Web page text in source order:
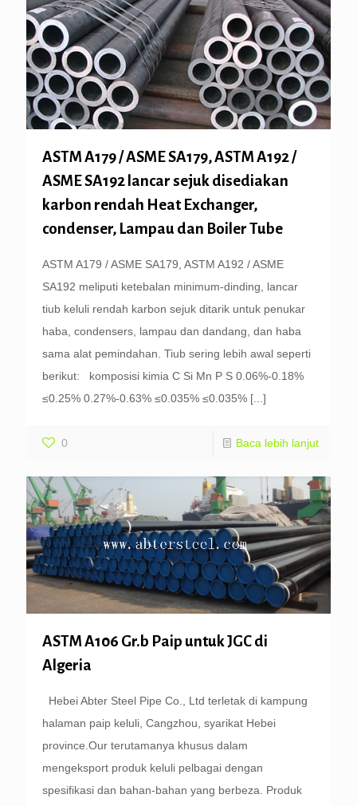
ASTM A179 / ASME SA179, ASTM A192 /
ASME SA192 lancar sejuk disediakan
karbon rendah Heat Exchanger,
condenser, Lampau dan Boiler Tube
ASTM A179 / ASME SA179, ASTM A192 / ASME
SA192 meliputi ketebalan minimum-dinding, lancar
tiub keluli rendah karbon sejuk ditarik untuk penukar
haba, condensers, lampau dan dandang, dan haba
sama alat pemindahan. Tiub sering lebih awal seperti
berikut: komposisi kimia C Si Mn P S 0.06%-0.18%
≤0.25% 0.27%-0.63% ≤0.035% ≤0.035% [...]
0 Baca lebih lanjut
ASTM A106 Gr.b Paip untuk JGC di
Algeria
Hebei Abter Steel Pipe Co., Ltd terletak di kampung
halaman paip keluli, Cangzhou, syarikat Hebei
province.Our terutamanya khusus dalam
mengeksport produk keluli pelbagai dengan
spesifikasi dan bahan-bahan yang berbeza. Produk